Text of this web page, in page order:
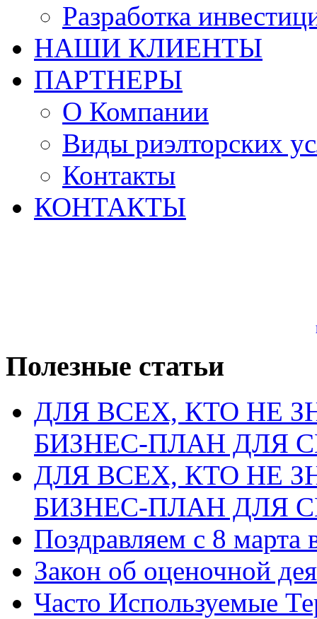
Разработка
НАШИ КЛИЕНТЫ
ПАРТНЕРЫ
О Компании
Виды риэлторских
Контакты
КОНТАКТЫ
Полезные статьи
ДЛЯ ВСЕХ, КТО НЕ
БИЗНЕС-ПЛАН ДЛЯ
ДЛЯ ВСЕХ, КТО НЕ
БИЗНЕС-ПЛАН ДЛЯ
Поздравляем с 8
Закон об оценочной
Часто Используемые